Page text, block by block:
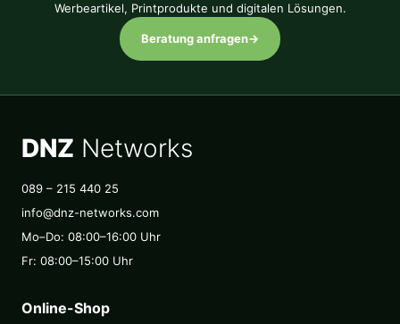
Werbeartikel, Printprodukte und digitalen Lösungen.
Beratung anfragen→
DNZ Networks
089 – 215 440 25
info@dnz-networks.com
Mo–Do: 08:00–16:00 Uhr
Fr: 08:00–15:00 Uhr
Online-Shop